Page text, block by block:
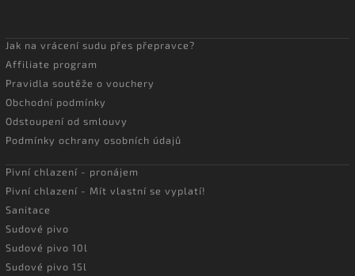
Jak na vrácení sudu přes přepravce?
Affiliate program
Pravidla soutěže o vouchery
Obchodní podmínky
Odstoupení od smlouvy
Podmínky ochrany osobních údajů
Pivní chlazení - pronájem
Pivní chlazení - Mít vlastní se vyplatí!
Sanitace
Sudové pivo
Sudové pivo 10l
Sudové pivo 15l